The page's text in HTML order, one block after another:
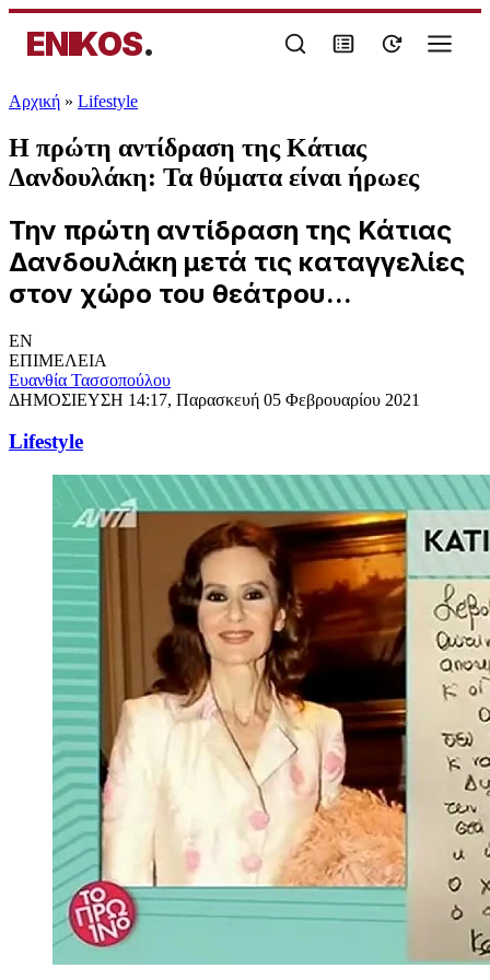
ENIKOS.
Αρχική » Lifestyle
Η πρώτη αντίδραση της Κάτιας
Δανδουλάκη: Τα θύματα είναι ήρωες
Την πρώτη αντίδραση της Κάτιας
Δανδουλάκη μετά τις καταγγελίες
στον χώρο του θεάτρου...
EN
ΕΠΙΜΕΛΕΙΑ
Ευανθία Τασσοπούλου
ΔΗΜΟΣΙΕΥΣΗ 14:17, Παρασκευή 05 Φεβρουαρίου 2021
Lifestyle